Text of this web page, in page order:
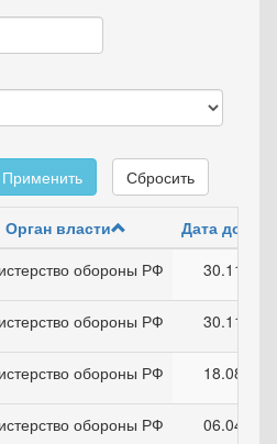
Применить
Сбросить
Орган власти
Дата
обороны РФ
обороны РФ
обороны РФ
обороны РФ